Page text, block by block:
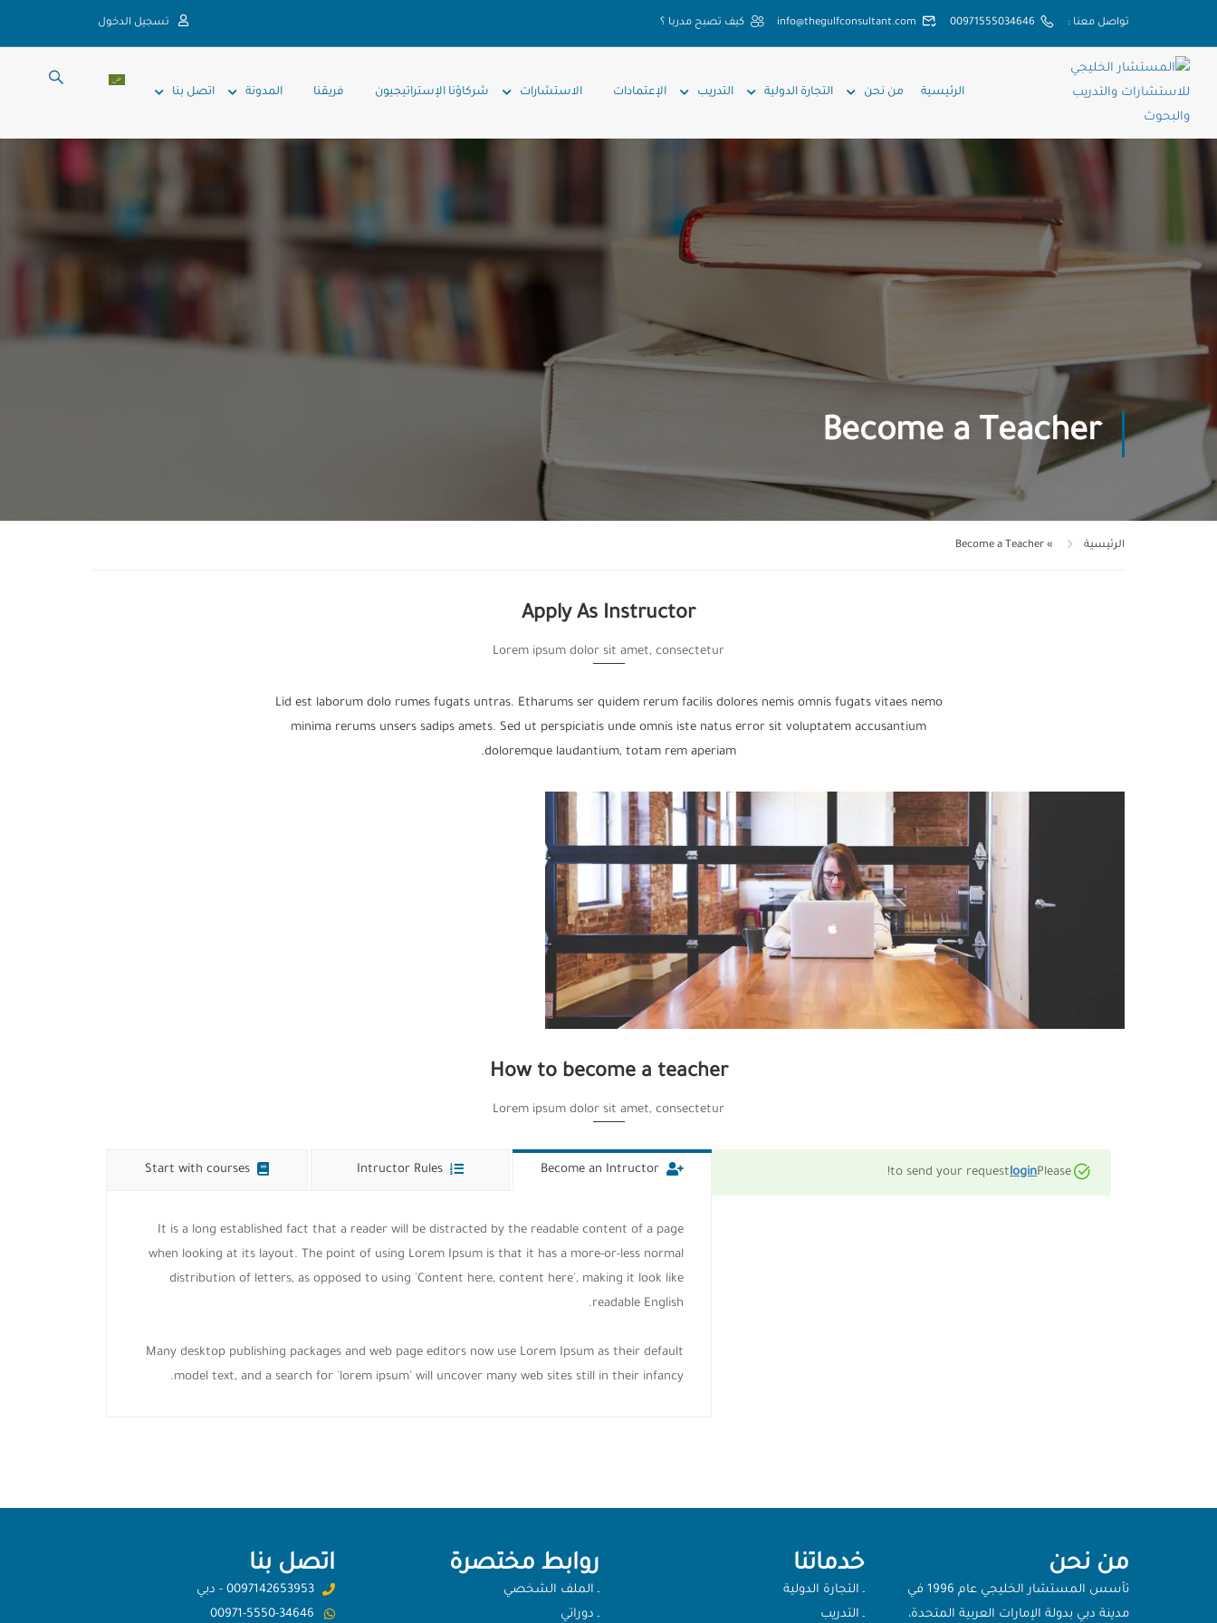
تواصل معنا : 00971555034646
info@thegulfconsultant.com كيف تصبح مدربا ؟ تسجيل الدخول
الرئيسية من نحن التجارة الدولية التدريب الإعتمادات الاستشارات شركاؤنا الإستراتيجيون فريقنا المدونة اتصل بنا
Become a Teacher
الرئيسية »
Become a Teacher
Apply As Instructor
Lorem ipsum dolor sit amet, consectetur
Lid est laborum dolo rumes fugats untras. Etharums ser quidem rerum facilis dolores nemis omnis fugats vitaes nemo
minima rerums unsers sadips amets. Sed ut perspiciatis unde omnis iste natus error sit voluptatem accusantium
doloremque laudantium, totam rem aperiam.
How to become a teacher
Lorem ipsum dolor sit amet, consectetur
Please
login
to send your request!
Become an Intructor
Intructor Rules
Start with courses
It is a long established fact that a reader will be distracted by the readable content of a page
when looking at its layout. The point of using Lorem Ipsum is that it has a more-or-less normal
distribution of letters, as opposed to using 'Content here, content here', making it look like
readable English.
Many desktop publishing packages and web page editors now use Lorem Ipsum as their default
model text, and a search for 'lorem ipsum' will uncover many web sites still in their infancy.
من نحن
تأسس المستشار الخليجي عام 1996 في
مدينة دبي بدولة الإمارات العربية المتحدة،
خدماتنا
ـ التجارة الدولية
ـ التدريب
روابط مختصرة
ـ الملف الشخصي
ـ دوراتي
اتصل بنا
0097142653953 - دبي
00971-5550-34646